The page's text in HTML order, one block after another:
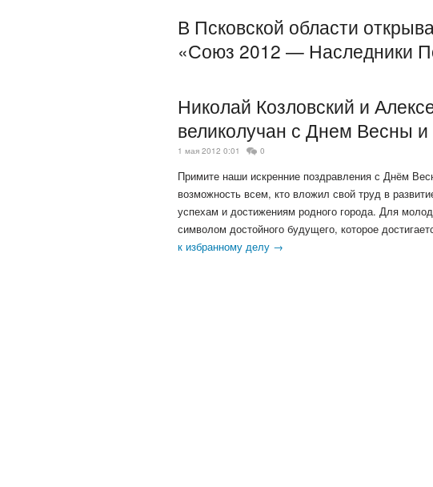
В Псковской области
«Союз 2012 — Наследники
Николай Козловский и
великолучан с Днем Весны и
1 мая 2012 0:01 0
Примите наши искренние поздравления с Днём
возможность всем, кто вложил свой труд в
успехам и достижениям родного города. Для
символом достойного будущего, которое
к избранному делу →